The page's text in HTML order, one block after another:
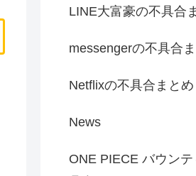
LINE大富豪の不具合
messengerの不具合
Netflixの不具合まとめ
News
ONE PIECE バウン